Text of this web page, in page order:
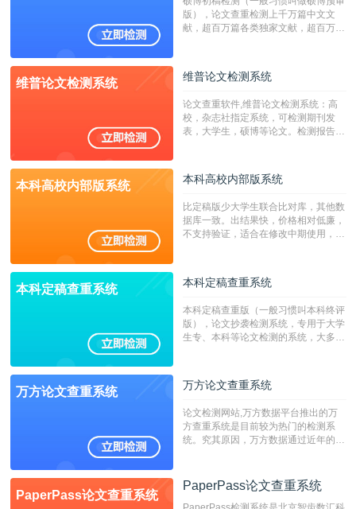
版），论文查重检测上千万篇中文文
献，超百万篇各类独家文献，超百万港
校用来检测硕博论文的系统，检测范围
广，数据来源真实，检测算法合理!本
字符数30万）
维普论文检测系统 维普论文检测系统
论文查重软件,维普论文检测系统：高
校，杂志社指定系统，可检测期刊发
表，大学生，硕博等论文。检测报告支
本科高校内部版系统 本科高校内部版系统
比定稿版少大学生联合比对库，其他数
据库一致。出结果快，价格相对低廉，
不支持验证，适合在修改中期使用，定
本科定稿查重系统 本科定稿查重系统
本科定稿查重版（一般习惯叫本科终评
版），论文抄袭检测系统，专用于大学
生专、本科等论文检测的系统，大多数
万方论文查重系统 万方论文查重系统
论文检测网站,万方数据平台推出的万
方查重系统是目前较为热门的检测系
统。究其原因，万方数据通过近年的发
检测系统，其真实性和权威性无可厚
非。其次，相对于知网而言，万方检测
PaperPass论文查重系统
PaperPass论文查重系统